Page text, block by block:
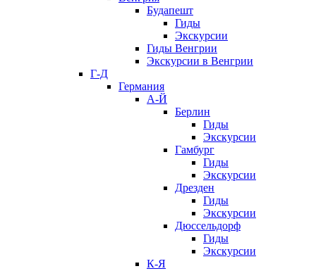
Будапешт
Гиды
Экскурсии
Гиды Венгрии
Экскурсии в Венгрии
Г-Д
Германия
А-Й
Берлин
Гиды
Экскурсии
Гамбург
Гиды
Экскурсии
Дрезден
Гиды
Экскурсии
Дюссельдорф
Гиды
Экскурсии
К-Я